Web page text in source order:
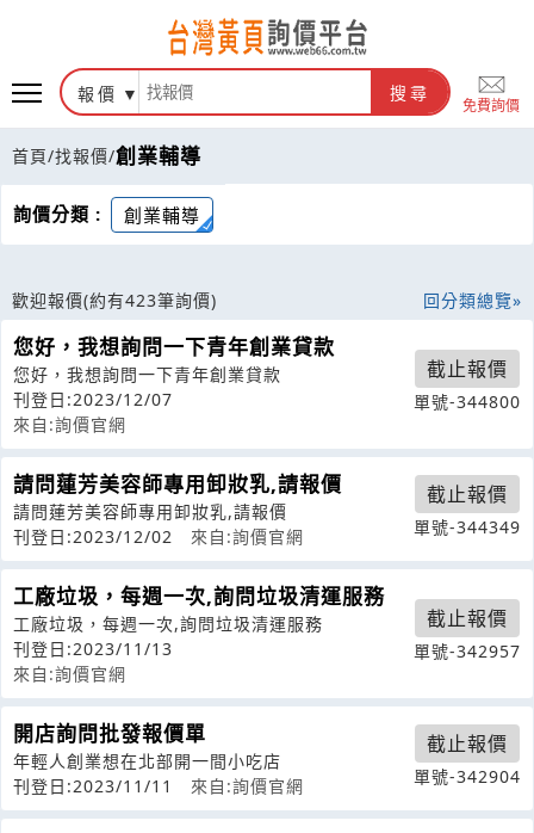
報價 搜尋
免費詢價
首頁/找報價/創業輔導
詢價分類 : 創業輔導
歡迎報價(約有423筆詢價) 回分類總覽
您好，我想詢問一下青年創業貸款
您好，我想詢問一下青年創業貸款
刊登日:2023/12/07
來自:詢價官網
截止報價
單號-344800
請問蓮芳美容師專用卸妝乳,請報價
請問蓮芳美容師專用卸妝乳,請報價
刊登日:2023/12/02
來自:詢價官網
截止報價
單號-344349
工廠垃圾，每週一次,詢問垃圾清運服務
工廠垃圾，每週一次,詢問垃圾清運服務
刊登日:2023/11/13
來自:詢價官網
截止報價
單號-342957
開店詢問批發報價單
年輕人創業想在北部開一間小吃店
刊登日:2023/11/11
來自:詢價官網
截止報價
單號-342904